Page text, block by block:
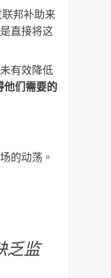
邦补助来
直接将这
有效降低
他们需要的
的动荡。
乏监